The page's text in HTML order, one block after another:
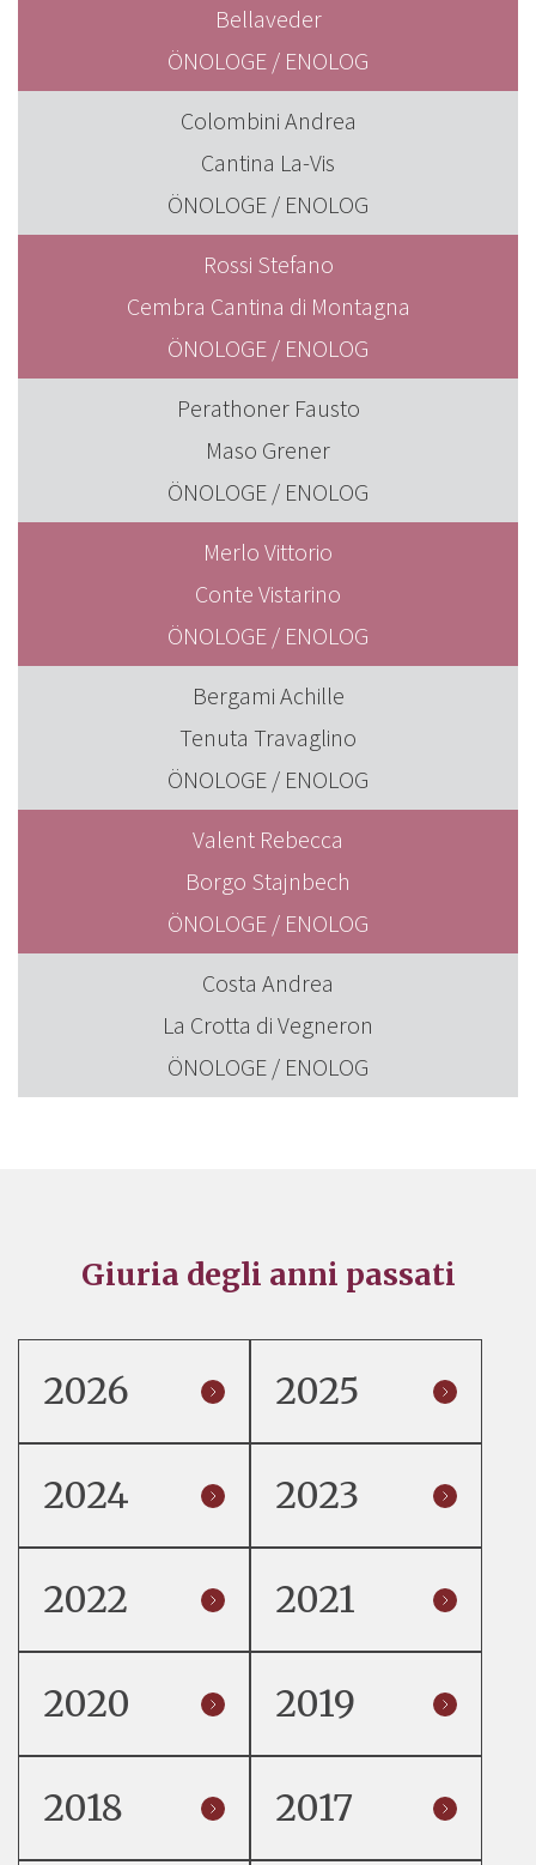
Bellaveder
ÖNOLOGE / ENOLOG
Colombini Andrea
Cantina La-Vis
ÖNOLOGE / ENOLOG
Rossi Stefano
Cembra Cantina di Montagna
ÖNOLOGE / ENOLOG
Perathoner Fausto
Maso Grener
ÖNOLOGE / ENOLOG
Merlo Vittorio
Conte Vistarino
ÖNOLOGE / ENOLOG
Bergami Achille
Tenuta Travaglino
ÖNOLOGE / ENOLOG
Valent Rebecca
Borgo Stajnbech
ÖNOLOGE / ENOLOG
Costa Andrea
La Crotta di Vegneron
ÖNOLOGE / ENOLOG
Giuria degli anni passati
2026 2025
2024 2023
2022 2021
2020 2019
2018 2017